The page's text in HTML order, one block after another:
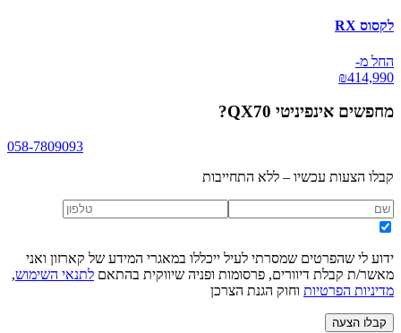
לקסוס RX
החל מ-
₪414,990
מחפשים אינפיניטי QX70 ?
058-7809093
קבלו הצעות עכשיו – ללא התחייבות
ידוע לי שהפרטים שמסרתי לעיל ייכללו במאגרי המידע של קארזון ואני
מאשר/ת קבלת דיוורים, פרסומות ופניה שיווקית בהתאם לתנאי השימוש,
מדיניות הפרטיות וחוק הגנת הצרכן
קבלו הצעה